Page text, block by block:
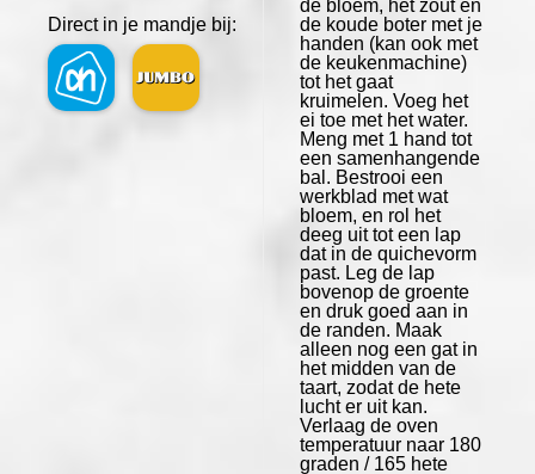
Direct in je mandje bij:
de bloem, het zout en
de koude boter met je
handen (kan ook met
de keukenmachine)
tot het gaat
kruimelen. Voeg het
ei toe met het water.
Meng met 1 hand tot
een samenhangende
bal. Bestrooi een
werkblad met wat
bloem, en rol het
deeg uit tot een lap
dat in de quichevorm
past. Leg de lap
bovenop de groente
en druk goed aan in
de randen. Maak
alleen nog een gat in
het midden van de
taart, zodat de hete
lucht er uit kan.
Verlaag de oven
temperatuur naar 180
graden / 165 hete